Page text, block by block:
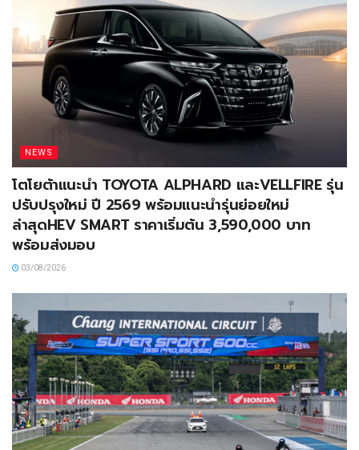
NEWS
โตโยต้าแนะนำ TOYOTA ALPHARD และVELLFIRE รุ่น
ปรับปรุงใหม่ ปี 2569 พร้อมแนะนำรุ่นย่อยใหม่
ล่าสุดHEV SMART ราคาเริ่มต้น 3,590,000 บาท
พร้อมส่งมอบ
03/08/2026